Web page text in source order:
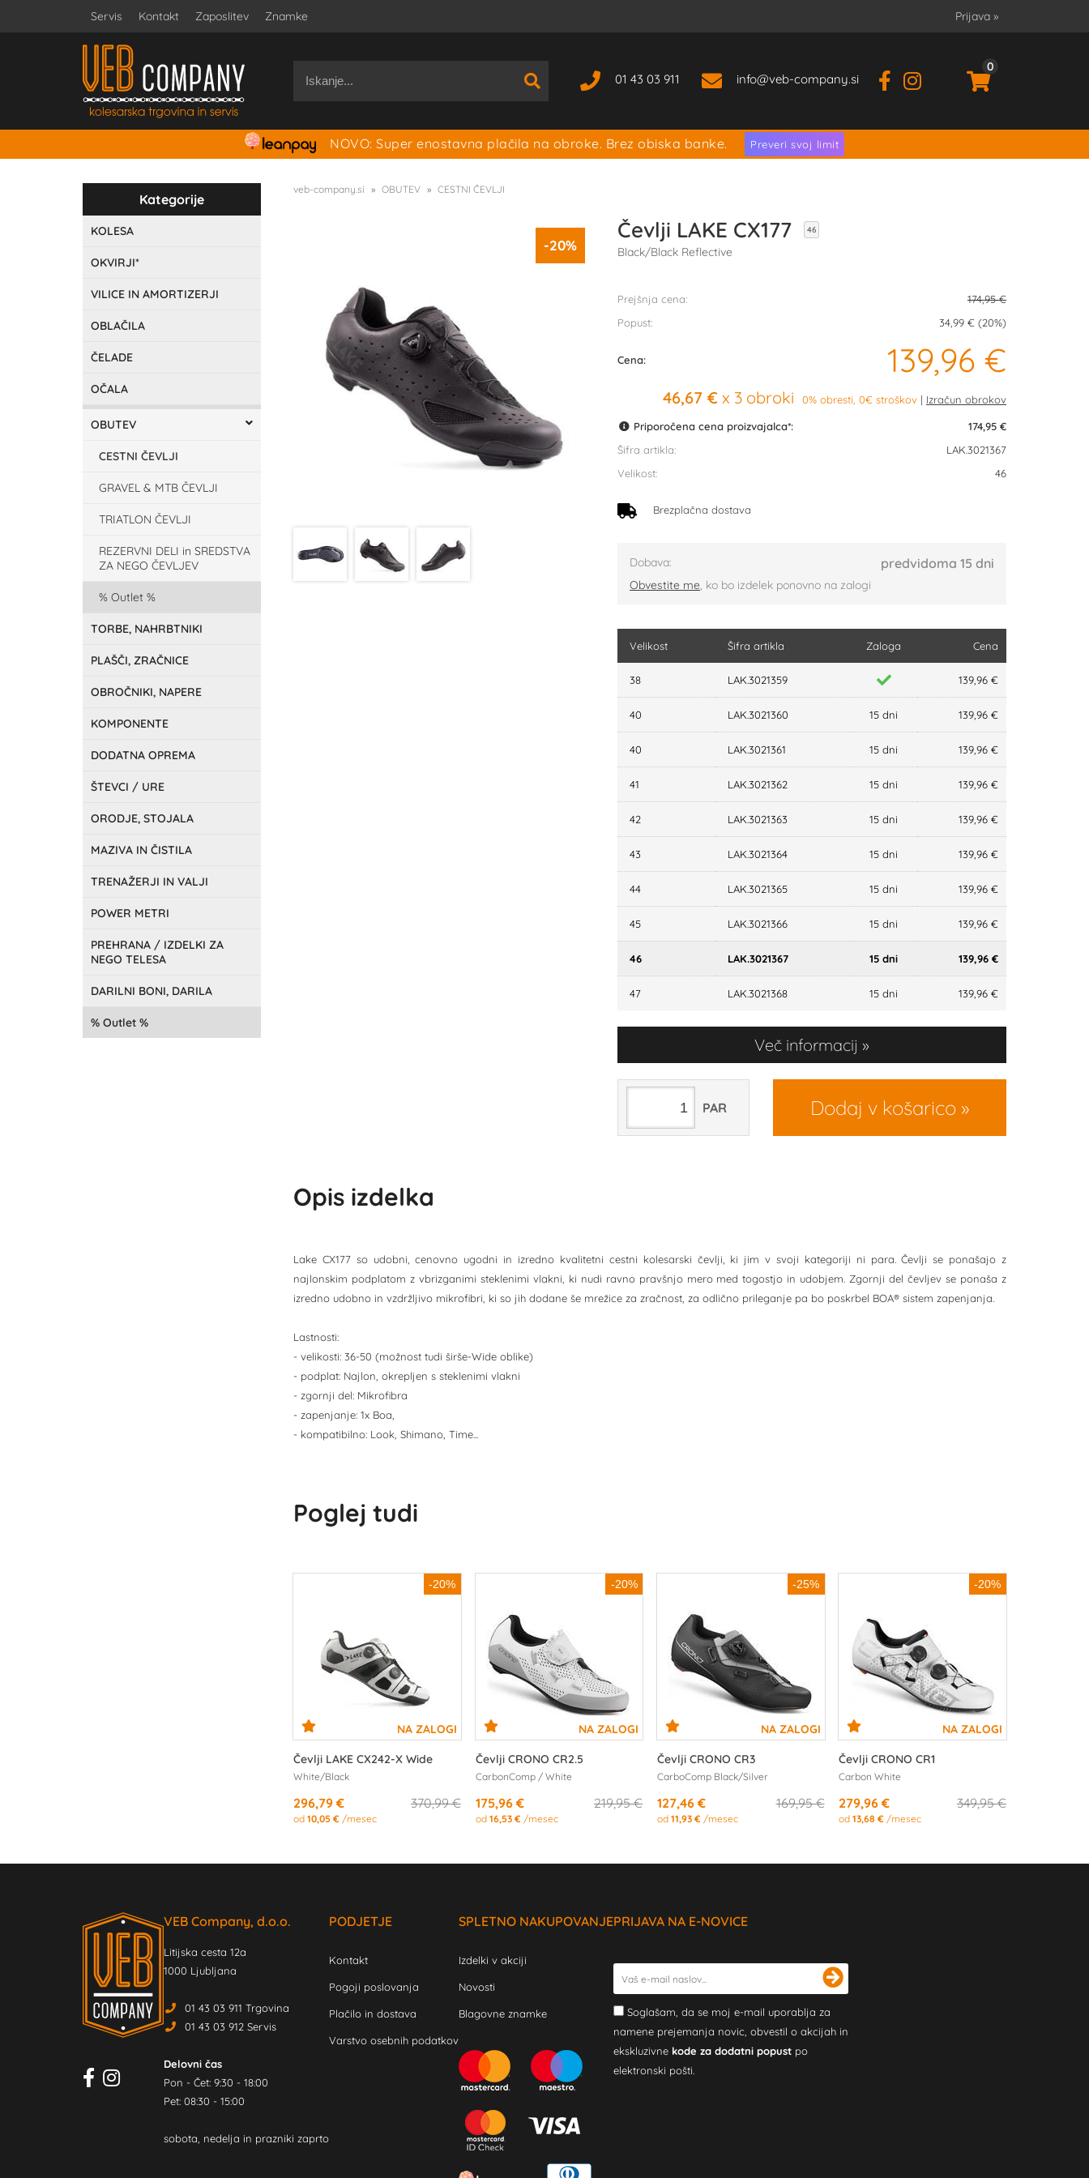
Servis Kontakt Zaposlitev Znamke Prijava »
01 43 03 911 info veb-company.si
0
NOVO: Super enostavna plačila na obroke. Brez obiska banke. Preveri svoj limit
Kategorije
KOLESA
OKVIRJI*
VILICE IN AMORTIZERJI
OBLAČILA
ČELADE
OČALA
OBUTEV
CESTNI ČEVLJI
GRAVEL & MTB ČEVLJI
TRIATLON ČEVLJI
REZERVNI DELI in SREDSTVA
ZA NEGO ČEVLJEV
Outlet
TORBE, NAHRBTNIKI
PLAŠČI, ZRAČNICE
OBROČNIKI, NAPERE
KOMPONENTE
DODATNA OPREMA
ŠTEVCI / URE
ORODJE, STOJALA
MAZIVA IN ČISTILA
TRENAŽERJI IN VALJI
POWER METRI
PREHRANA / IZDELKI ZA
NEGO TELESA
DARILNI BONI, DARILA
Outlet
veb-company.si OBUTEV CESTNI ČEVLJI
Čevlji LAKE CX177 46
Black/Black Reflective
-20%
Prejšnja cena:
174,95 €
Popust:
34,99 € (20%)
Cena: 139,96 €
46,67 € x 3 obroki 0% obresti, 0€ stroškov
Priporočena cena proizvajalca*:
174,95 €
Šifra artikla:
LAK.3021367
Velikost:
46
Brezplačna dostava
Dobava: predvidoma 15 dni
Obvestite me, ko bo izdelek ponovno na zalogi
Velikost Šifra artikla Zaloga Cena
38 LAK.3021359 139,96 €
40 LAK.3021360 15 dni 139,96 €
40 LAK.3021361 15 dni 139,96 €
41 LAK.3021362 15 dni 139,96 €
42 LAK.3021363 15 dni 139,96 €
43 LAK.3021364 15 dni 139,96 €
44 LAK.3021365 15 dni 139,96 €
45 LAK.3021366 15 dni 139,96 €
46 LAK.3021367 15 dni 139,96 €
47 LAK.3021368 15 dni 139,96 €
Več informacij
Dodaj v košarico
PAR
Opis izdelka
Lake CX177 so udobni, cenovno ugodni in izredno kvalitetni cestni kolesarski čevlji, ki jim v svoji kategoriji ni para. Čevlji se ponašajo z
najlonskim podplatom z vbrizganimi steklenimi vlakni, ki nudi ravno pravšnjo mero med togostjo in udobjem. Zgornji del čevljev se ponaša z
izredno udobno in vzdržljivo mikrofibri, ki so jih dodane še mrežice za zračnost, za odlično prileganje pa bo poskrbel BOA® sistem zapenjanja.
Lastnosti:
- velikosti: 36-50 (možnost tudi širše-Wide oblike)
- podplat: Najlon, okrepljen s steklenimi vlakni
- zgornji del: Mikrofibra
- zapenjanje: 1x Boa,
- kompatibilno: Look, Shimano, Time...
Poglej tudi
-20%
Čevlji LAKE CX242-X Wide
White/Black
370,99 €
296,79 €
od10,05 € /mesec
-20%
Čevlji CRONO CR2.5
CarbonComp / White
219,95 €
175,96 €
od 16,53 € /mesec
-25%
Čevlji CRONO CR3
CarboComp Black/Silver
169,95 €
127,46 €
od11,93 € /mesec
-20%
Čevlji CRONO CR1
Carbon White
349,95 €
279,96 €
od13,68 € /mesec
VEB Company, d.o.o.
Litijska cesta 12a
1000 Ljubljana
01 43 03 911 Trgovina
01 43 03 912 Servis
Delovni čas
Pon - Čet: 9:30 - 18:00
Pet: 08:30 - 15:00
sobota, nedelja in prazniki zaprto
PODJETJE
Kontakt
Pogoji poslovanja
Plačilo in dostava
Varstvo osebnih podatkov
SPLETNO NAKUPOVANJE
Izdelki v akciji
Novosti
Blagovne znamke
PRIJAVA NA E-NOVICE
Soglašam, da se moj e-mail uporablja za
namene prejemanja novic, obvestil o akcijah in
ekskluzivne kode za dodatni popust po
elektronski pošti.